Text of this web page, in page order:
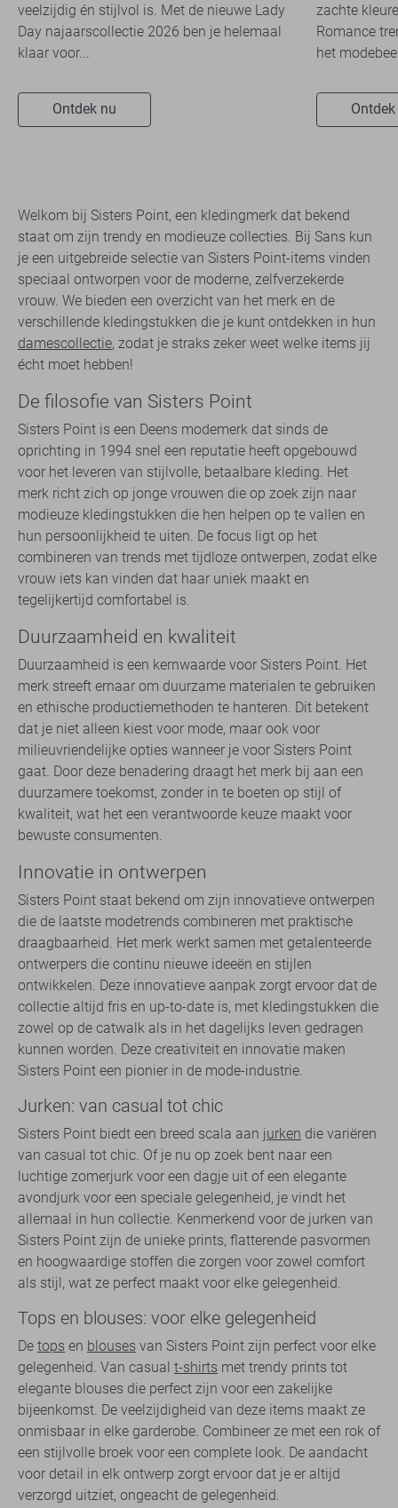
veelzijdig én stijlvol is. Met de nieuwe Lady
Day najaarscollectie 2026 ben je helemaal
klaar voor...
Ontdek nu
zachte
Romance
het
Welkom bij Sisters Point, een kledingmerk dat bekend
staat om zijn trendy en modieuze collecties. Bij Sans kun
je een uitgebreide selectie van Sisters Point-items vinden
speciaal ontworpen voor de moderne, zelfverzekerde
vrouw. We bieden een overzicht van het merk en de
verschillende kledingstukken die je kunt ontdekken in hun
damescollectie, zodat je straks zeker weet welke items jij
écht moet hebben!
De filosofie van Sisters Point
Sisters Point is een Deens modemerk dat sinds de
oprichting in 1994 snel een reputatie heeft opgebouwd
voor het leveren van stijlvolle, betaalbare kleding. Het
merk richt zich op jonge vrouwen die op zoek zijn naar
modieuze kledingstukken die hen helpen op te vallen en
hun persoonlijkheid te uiten. De focus ligt op het
combineren van trends met tijdloze ontwerpen, zodat elke
vrouw iets kan vinden dat haar uniek maakt en
tegelijkertijd comfortabel is.
Duurzaamheid en kwaliteit
Duurzaamheid is een kernwaarde voor Sisters Point. Het
merk streeft ernaar om duurzame materialen te gebruiken
en ethische productiemethoden te hanteren. Dit betekent
dat je niet alleen kiest voor mode, maar ook voor
milieuvriendelijke opties wanneer je voor Sisters Point
gaat. Door deze benadering draagt het merk bij aan een
duurzamere toekomst, zonder in te boeten op stijl of
kwaliteit, wat het een verantwoorde keuze maakt voor
bewuste consumenten.
Innovatie in ontwerpen
Sisters Point staat bekend om zijn innovatieve ontwerpen
die de laatste modetrends combineren met praktische
draagbaarheid. Het merk werkt samen met getalenteerde
ontwerpers die continu nieuwe ideeën en stijlen
ontwikkelen. Deze innovatieve aanpak zorgt ervoor dat de
collectie altijd fris en up-to-date is, met kledingstukken die
zowel op de catwalk als in het dagelijks leven gedragen
kunnen worden. Deze creativiteit en innovatie maken
Sisters Point een pionier in de mode-industrie.
Jurken: van casual tot chic
Sisters Point biedt een breed scala aan jurken die variëren
van casual tot chic. Of je nu op zoek bent naar een
luchtige zomerjurk voor een dagje uit of een elegante
avondjurk voor een speciale gelegenheid, je vindt het
allemaal in hun collectie. Kenmerkend voor de jurken van
Sisters Point zijn de unieke prints, flatterende pasvormen
en hoogwaardige stoffen die zorgen voor zowel comfort
als stijl, wat ze perfect maakt voor elke gelegenheid.
Tops en blouses: voor elke gelegenheid
De tops en blouses van Sisters Point zijn perfect voor elke
gelegenheid. Van casual t-shirts met trendy prints tot
elegante blouses die perfect zijn voor een zakelijke
bijeenkomst. De veelzijdigheid van deze items maakt ze
onmisbaar in elke garderobe. Combineer ze met een rok of
een stijlvolle broek voor een complete look. De aandacht
voor detail in elk ontwerp zorgt ervoor dat je er altijd
verzorgd uitziet, ongeacht de gelegenheid.